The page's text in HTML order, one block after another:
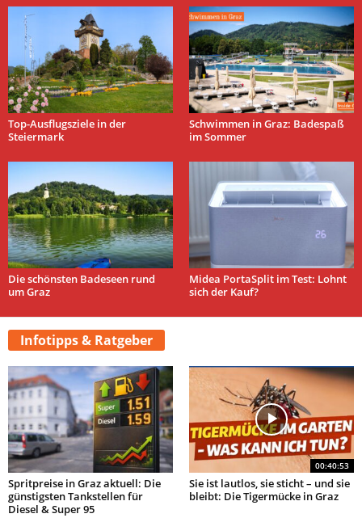
Top-Ausflugsziele in der
Steiermark
Schwimmen in Graz: Badespaß
im Sommer
Die schönsten Badeseen rund
um Graz
Midea PortaSplit im Test: Lohnt
sich der Kauf?
Infotipps & Ratgeber
Spritpreise in Graz aktuell: Die
günstigsten Tankstellen für
Diesel & Super 95
00:40:53
Sie ist lautlos, sie sticht – und sie
bleibt: Die Tigermücke in Graz